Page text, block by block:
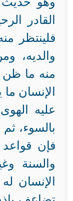
القادر
فلينتظر
والديه،
منه ما ظن
الإنسان
عليه
بالسوء،
فإن
والسنة
الإنسان